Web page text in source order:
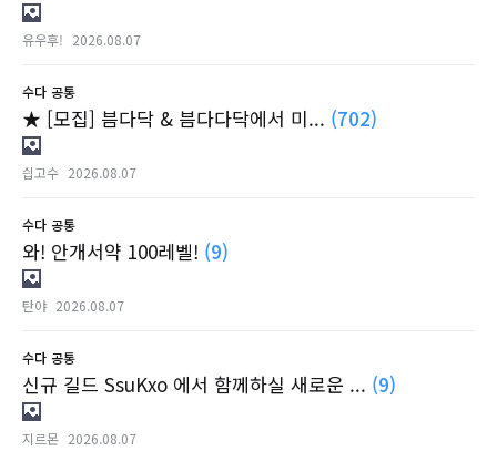
유우후! 2026.08.07
수다 공통
★ [모집] 븜다닥 & 븜다다닥에서 미... (702)
싑고수 2026.08.07
수다 공통
와! 안개서약 100레벨! (9)
탄야 2026.08.07
수다 공통
신규 길드 SsuKxo 에서 함께하실 새로운 ... (9)
지르몬 2026.08.07